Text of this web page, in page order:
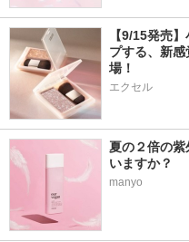
【9/15発売
プする、新
場！
エクセル
夏の２倍の
いますか？
manyo